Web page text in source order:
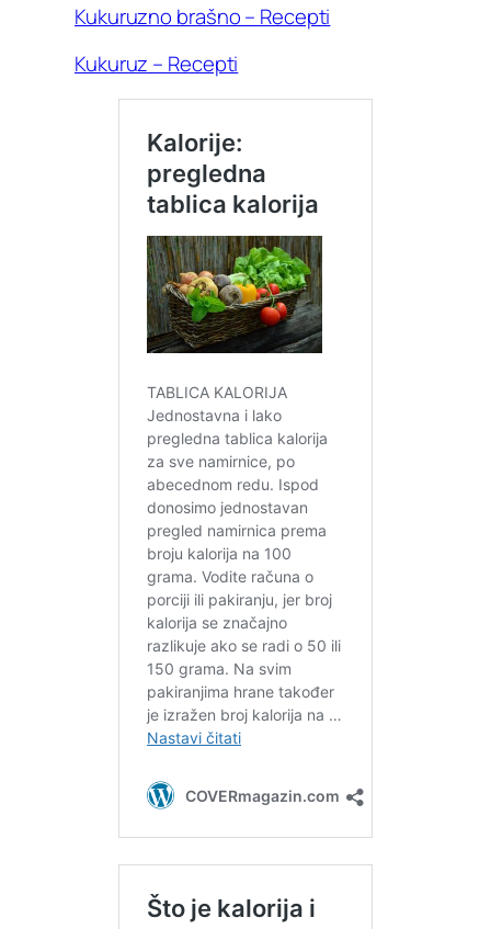
Kukuruzno brašno – Recepti
Kukuruz – Recepti